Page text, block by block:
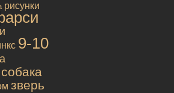
рисунки
9-10
собака
зверь